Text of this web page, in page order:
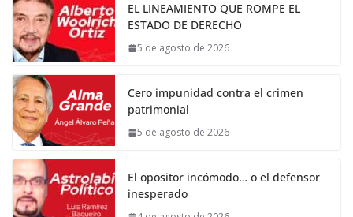
EL LINEAMIENTO QUE ROMPE EL
ESTADO DE DERECHO
5 de agosto de 2026
Cero impunidad contra el crimen
patrimonial
5 de agosto de 2026
El opositor incómodo… o el defensor
inesperado